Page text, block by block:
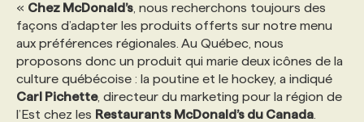
FAQ
ANNONCEZ AVEC NOUS
« Chez McDonald’s , nous recherchons toujours des
façons d’adapter les produits offerts sur notre menu
aux préférences régionales. Au Québec, nous
proposons donc un produit qui marie deux icônes de la
culture québécoise : la poutine et le hockey, a indiqué
Carl Pichette, directeur du marketing pour la région de
l’Est chez les Restaurants McDonald’s du Canada